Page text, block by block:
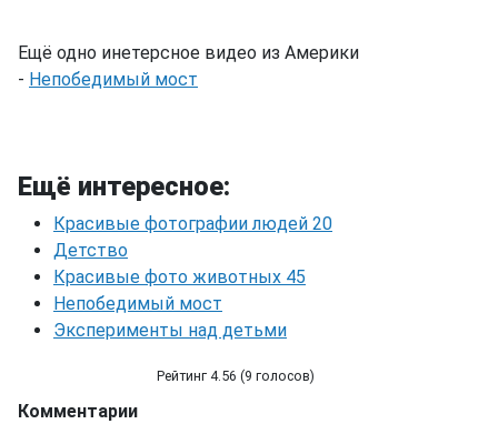
Ещё одно инетерсное видео из Америки
- Непобедимый мост
Ещё интересное:
Красивые фотографии людей 20
Детство
Красивые фото животных 45
Непобедимый мост
Эксперименты над детьми
Рейтинг 4.56 (9 голосов)
San Francisco - 1906
Комментарии